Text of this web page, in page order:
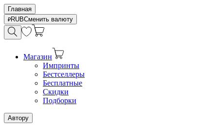
Главная
RUBСменить валюту
Магазин
Импринты
Бестселлеры
Бесплатные
Скидки
Подборки
Автору